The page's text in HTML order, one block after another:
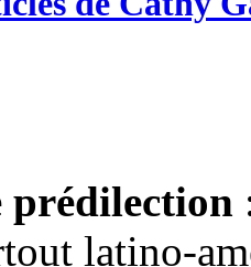
prédilection
latino-